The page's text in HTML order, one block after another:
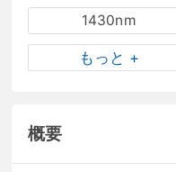
1430nm
もっと +
概要